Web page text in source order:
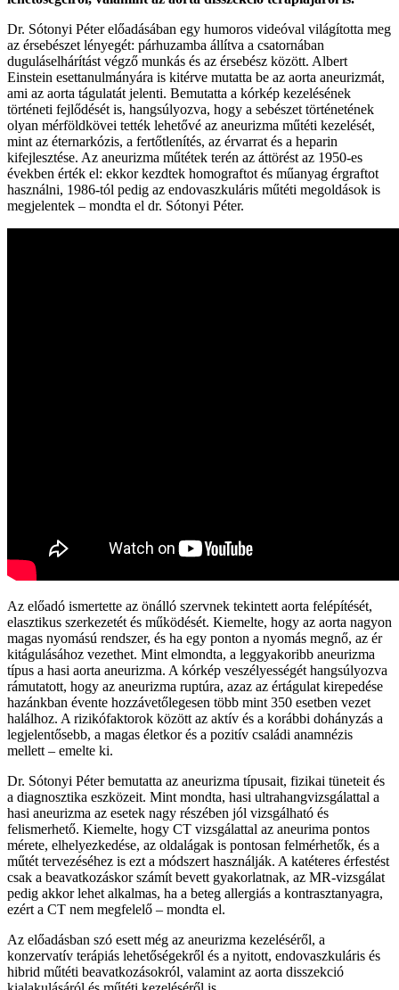
Dr. Sótonyi Péter előadásában egy humoros videóval világította meg
az érsebészet lényegét: párhuzamba állítva a csatornában
duguláselhárítást végző munkás és az érsebész között. Albert
Einstein esettanulmányára is kitérve mutatta be az aorta aneurizmát,
ami az aorta tágulatát jelenti. Bemutatta a kórkép kezelésének
történeti fejlődését is, hangsúlyozva, hogy a sebészet történetének
olyan mérföldkövei tették lehetővé az aneurizma műtéti kezelését,
mint az éternarkózis, a fertőtlenítés, az érvarrat és a heparin
kifejlesztése. Az aneurizma műtétek terén az áttörést az 1950-es
években érték el: ekkor kezdtek homograftot és műanyag érgraftot
használni, 1986-tól pedig az endovaszkuláris műtéti megoldások is
megjelentek – mondta el dr. Sótonyi Péter.
Az előadó ismertette az önálló szervnek tekintett aorta felépítését,
elasztikus szerkezetét és működését. Kiemelte, hogy az aorta nagyon
magas nyomású rendszer, és ha egy ponton a nyomás megnő, az ér
kitágulásához vezethet. Mint elmondta, a leggyakoribb aneurizma
típus a hasi aorta aneurizma. A kórkép veszélyességét hangsúlyozva
rámutatott, hogy az aneurizma ruptúra, azaz az értágulat kirepedése
hazánkban évente hozzávetőlegesen több mint 350 esetben vezet
halálhoz. A rizikófaktorok között az aktív és a korábbi dohányzás a
legjelentősebb, a magas életkor és a pozitív családi anamnézis
mellett – emelte ki.
Dr. Sótonyi Péter bemutatta az aneurizma típusait, fizikai tüneteit és
a diagnosztika eszközeit. Mint mondta, hasi ultrahangvizsgálattal a
hasi aneurizma az esetek nagy részében jól vizsgálható és
felismerhető. Kiemelte, hogy CT vizsgálattal az aneurima pontos
mérete, elhelyezkedése, az oldalágak is pontosan felmérhetők, és a
műtét tervezéséhez is ezt a módszert használják. A katéteres érfestést
csak a beavatkozáskor számít bevett gyakorlatnak, az MR-vizsgálat
pedig akkor lehet alkalmas, ha a beteg allergiás a kontrasztanyagra,
ezért a CT nem megfelelő – mondta el.
Az előadásban szó esett még az aneurizma kezeléséről, a
konzervatív terápiás lehetőségekről és a nyitott, endovaszkuláris és
hibrid műtéti beavatkozásokról, valamint az aorta disszekció